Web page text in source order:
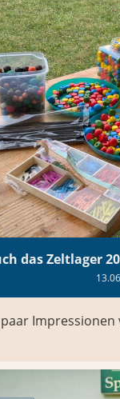
das Zeltlager